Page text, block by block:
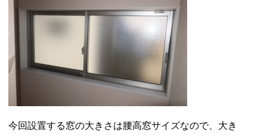
今回設置する窓の大きさは腰高窓サイズなので、大き